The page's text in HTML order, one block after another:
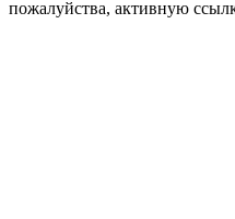
пожалуйства, активную